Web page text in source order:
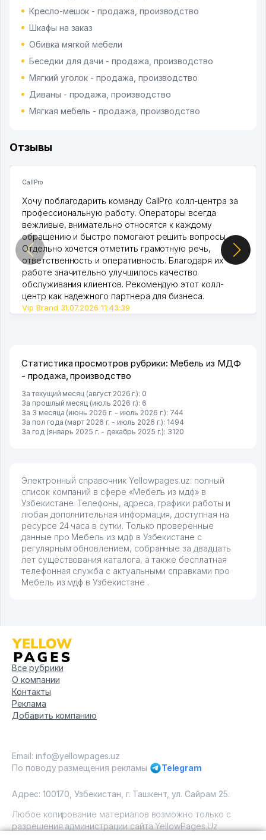
Кресло-мешок - продажа, производство
Шкафы на заказ
Обивка мягкой мебели
Беседки для дачи - продажа, производство
Мягкий уголок - продажа, производство
Диваны - продажа, производство
Мягкая мебель - продажа, производство
Отзывы
CallPro
Хочу поблагодарить команду CallPro колл-центра за
профессиональную работу. Операторы всегда
вежливые, внимательно относятся к каждому
обращению и быстро помогают решить вопросы.
Отдельно хочется отметить грамотную речь,
ответственность и оперативность. Благодаря их
работе значительно улучшилось качество
обслуживания клиентов. Рекомендую этот колл-
центр как надежного партнера для бизнеса.
Vip Brand 31.07.2026 11:43:39
Статистика просмотров рубрики: Мебель из МДФ
- продажа, производство
За текущий месяц (август 2026 г.): 0
За прошлый месяц (июль 2026 г.): 6
За 3 месяца (июнь 2026 г. - июль 2026 г.): 744
За пол года (март 2026 г. - июль 2026 г.): 1494
За год (январь 2025 г. - декабрь 2025 г.): 3120
Электронный справочник Yellowpages.uz: полный
список компаний в сфере «Мебель из мдф» в
Узбекистане. Телефоны, адреса, графики работы и
любая дополнительная информация, доступная на
ресурсе 24 часа в сутки. Только проверенные
данные про Мебель из мдф в Узбекистане с
регулярным обновлением, собранные за двадцать
лет существования каталога, а также бесплатная
телефонная служба с актуальными справками про
Мебель из мдф в Узбекистане .
Все рубрики
О компании
Контакты
Реклама
Добавить компанию
Email: info@yellowpages.uz
По поводу размещения рекламы
Telegram
Адрес: 100170, Узбекистан, г. Ташкент, ул. Сайрам 25.
Любое копирование материалов возможно только с
разрешения администрации сайта YellowPages.Uz